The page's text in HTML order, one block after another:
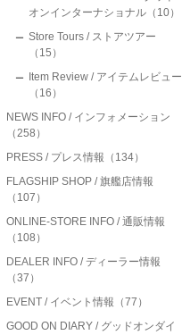
オンインターナショナル（10）
Store Tours / ストアツアー
（15）
Item Review / アイテムレビュー
（16）
NEWS INFO / インフォメーション
（258）
PRESS / プレス情報（134）
FLAGSHIP SHOP / 旗艦店情報
（107）
ONLINE-STORE INFO / 通販情報
（108）
DEALER INFO / ディーラー情報
（37）
EVENT / イベント情報（77）
GOOD ON DIARY / グッドオンダイ